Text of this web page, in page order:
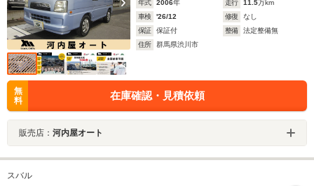
年式 2006年 走行 11.5万km
車検
'26/12 修復
なし
保証
保証付 整備
法定整備無
住所
群馬県渋川市
無
料
在庫確認・見積依頼
販売店： 河内屋オート
スバル